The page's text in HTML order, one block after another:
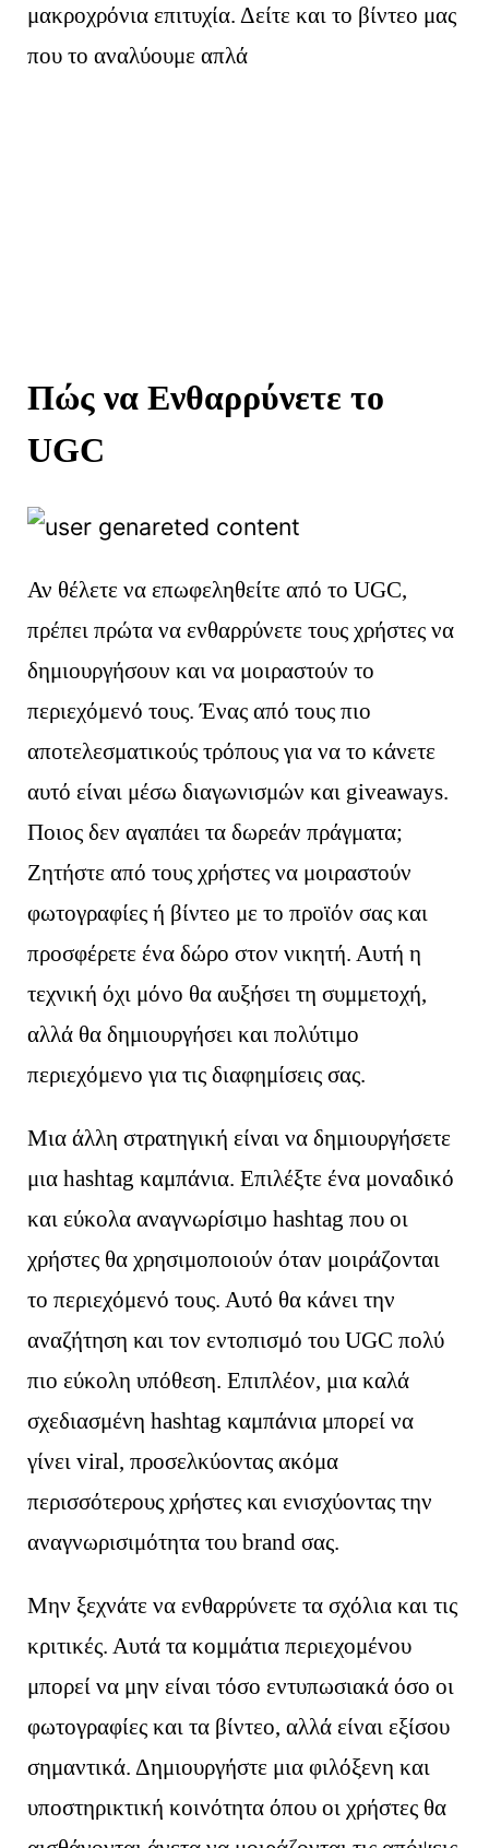
μακροχρόνια επιτυχία. Δείτε και το βίντεο μας
που το αναλύουμε απλά
Πώς να Ενθαρρύνετε το
UGC
Αν θέλετε να επωφεληθείτε από το UGC,
πρέπει πρώτα να ενθαρρύνετε τους χρήστες να
δημιουργήσουν και να μοιραστούν το
περιεχόμενό τους. Ένας από τους πιο
αποτελεσματικούς τρόπους για να το κάνετε
αυτό είναι μέσω διαγωνισμών και giveaways.
Ποιος δεν αγαπάει τα δωρεάν πράγματα;
Ζητήστε από τους χρήστες να μοιραστούν
φωτογραφίες ή βίντεο με το προϊόν σας και
προσφέρετε ένα δώρο στον νικητή. Αυτή η
τεχνική όχι μόνο θα αυξήσει τη συμμετοχή,
αλλά θα δημιουργήσει και πολύτιμο
περιεχόμενο για τις διαφημίσεις σας.
Μια άλλη στρατηγική είναι να δημιουργήσετε
μια hashtag καμπάνια. Επιλέξτε ένα μοναδικό
και εύκολα αναγνωρίσιμο hashtag που οι
χρήστες θα χρησιμοποιούν όταν μοιράζονται
το περιεχόμενό τους. Αυτό θα κάνει την
αναζήτηση και τον εντοπισμό του UGC πολύ
πιο εύκολη υπόθεση. Επιπλέον, μια καλά
σχεδιασμένη hashtag καμπάνια μπορεί να
γίνει viral, προσελκύοντας ακόμα
περισσότερους χρήστες και ενισχύοντας την
αναγνωρισιμότητα του brand σας.
Μην ξεχνάτε να ενθαρρύνετε τα σχόλια και τις
κριτικές. Αυτά τα κομμάτια περιεχομένου
μπορεί να μην είναι τόσο εντυπωσιακά όσο οι
φωτογραφίες και τα βίντεο, αλλά είναι εξίσου
σημαντικά. Δημιουργήστε μια φιλόξενη και
υποστηρικτική κοινότητα όπου οι χρήστες θα